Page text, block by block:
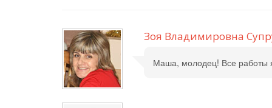
Зоя Владимировна
Маша, молодец! Все работы